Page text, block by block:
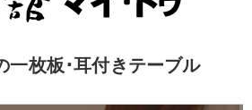
一枚板･耳付きテーブル